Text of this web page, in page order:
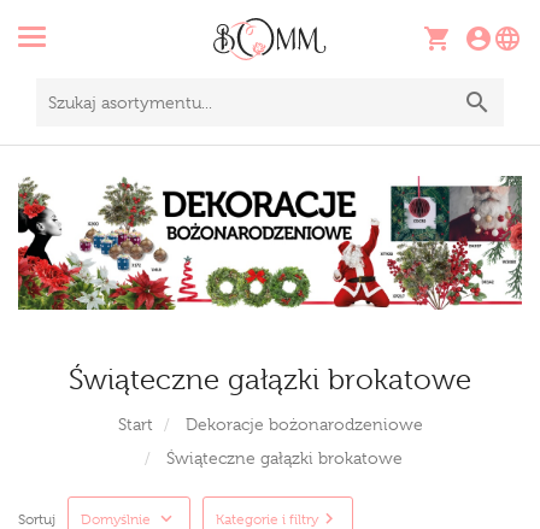
Świąteczne gałązki brokatowe
Start
Dekoracje bożonarodzeniowe
Świąteczne gałązki brokatowe
Sortuj Domyślnie Kategorie i filtry